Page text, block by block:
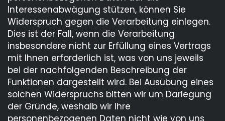
Interessenabwägung stützen, können Sie
Widerspruch gegen die Verarbeitung einlegen.
Dies ist der Fall, wenn die Verarbeitung
insbesondere nicht zur Erfüllung eines Vertrags
mit Ihnen erforderlich ist, was von uns jeweils
bei der nachfolgenden Beschreibung der
Funktionen dargestellt wird. Bei Ausübung eines
solchen Widerspruchs bitten wir um Darlegung
der Gründe, weshalb wir Ihre
personenbezogenen Daten nicht wie von uns